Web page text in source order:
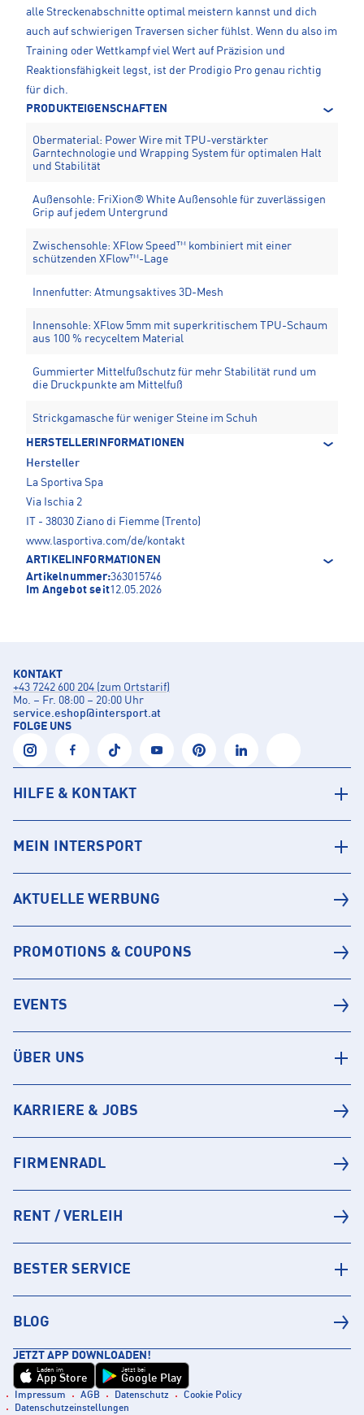
alle Streckenabschnitte optimal meistern kannst und dich
auch auf schwierigen Traversen sicher fühlst. Wenn du also im
Training oder Wettkampf viel Wert auf Präzision und
Reaktionsfähigkeit legst, ist der Prodigio Pro genau richtig
für dich.
PRODUKTEIGENSCHAFTEN
Obermaterial: Power Wire mit TPU-verstärkter
Garntechnologie und Wrapping System für optimalen Halt
und Stabilität
Außensohle: FriXion® White Außensohle für zuverlässigen
Grip auf jedem Untergrund
Zwischensohle: XFlow Speed™ kombiniert mit einer
schützenden XFlow™-Lage
Innenfutter: Atmungsaktives 3D-Mesh
Innensohle: XFlow 5mm mit superkritischem TPU-Schaum
aus 100 % recyceltem Material
Gummierter Mittelfußschutz für mehr Stabilität rund um
die Druckpunkte am Mittelfuß
Strickgamasche für weniger Steine im Schuh
HERSTELLERINFORMATIONEN
Hersteller
La Sportiva Spa
Via Ischia 2
IT - 38030 Ziano di Fiemme (Trento)
www.lasportiva.com/de/kontakt
ARTIKELINFORMATIONEN
Artikelnummer:363015746
Im Angebot seit12.05.2026
KONTAKT
+43 7242 600 204 (zum Ortstarif)
Mo. – Fr. 08:00 – 20:00 Uhr
service.eshop@intersport.at
FOLGE UNS
HILFE & KONTAKT
MEIN INTERSPORT
AKTUELLE WERBUNG
PROMOTIONS & COUPONS
EVENTS
ÜBER UNS
KARRIERE & JOBS
FIRMENRADL
RENT / VERLEIH
BESTER SERVICE
BLOG
JETZT APP DOWNLOADEN!
Laden im
App Store
Jetzt bei
Google Play
Impressum AGB Datenschutz
Cookie Policy
Datenschutzeinstellungen